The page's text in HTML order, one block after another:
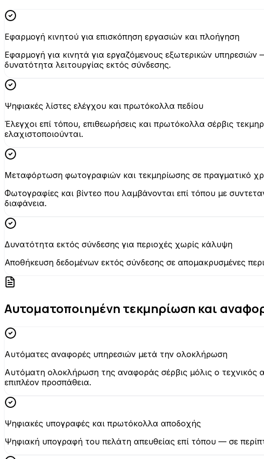
Εφαρμογή κινητού για επισκόπηση εργασιών και πλοήγηση
Εφαρμογή για κινητά για εργαζόμενους εξωτερικών
δυνατότητα λειτουργίας εκτός σύνδεσης.
Ψηφιακές λίστες ελέγχου και πρωτόκολλα πεδίου
Έλεγχοι επί τόπου, επιθεωρήσεις και πρωτόκολλα σέρβις
ελαχιστοποιούνται.
Μεταφόρτωση φωτογραφιών και τεκμηρίωσης σε πραγματικό
Φωτογραφίες και βίντεο που λαμβάνονται επί τόπου με
διαφάνεια.
Δυνατότητα εκτός σύνδεσης για περιοχές χωρίς κάλυψη
Αποθήκευση δεδομένων εκτός σύνδεσης σε απομακρυσμένες
Αυτοματοποιημένη τεκμηρίωση και
Αυτόματες αναφορές υπηρεσιών μετά την ολοκλήρωση
Αυτόματη ολοκλήρωση της αναφοράς σέρβις μόλις ο
επιπλέον προσπάθεια.
Ψηφιακές υπογραφές και πρωτόκολλα αποδοχής
Ψηφιακή υπογραφή του πελάτη απευθείας επί τόπου — σε